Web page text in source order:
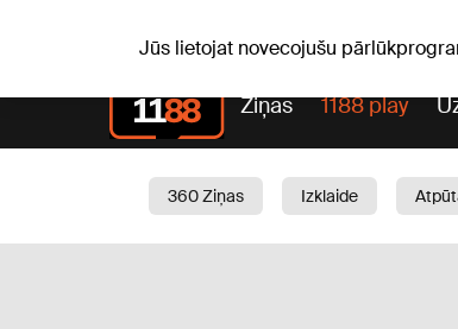
Jūs lietojat novecojušu
Ziņas 1188 play
360 Ziņas Izklaide